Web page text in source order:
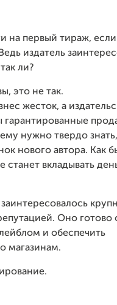
на первый тираж,
издатель
ли?
это не так.
жесток, а
нужно твердо
нового автора. Как
станет вкладывать
Оно готово
и обеспечить
магазинам.